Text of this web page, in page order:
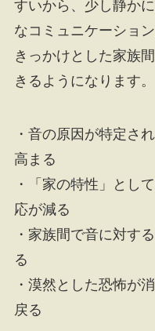
すいから、少し静か
なコミュニケーショ
きっかけとした家族
きるようになります。
・音の原因が特定さ
高まる
・「家の特性」とし
応が減る
・家族間で音に対す
る
・漠然とした恐怖が
戻る